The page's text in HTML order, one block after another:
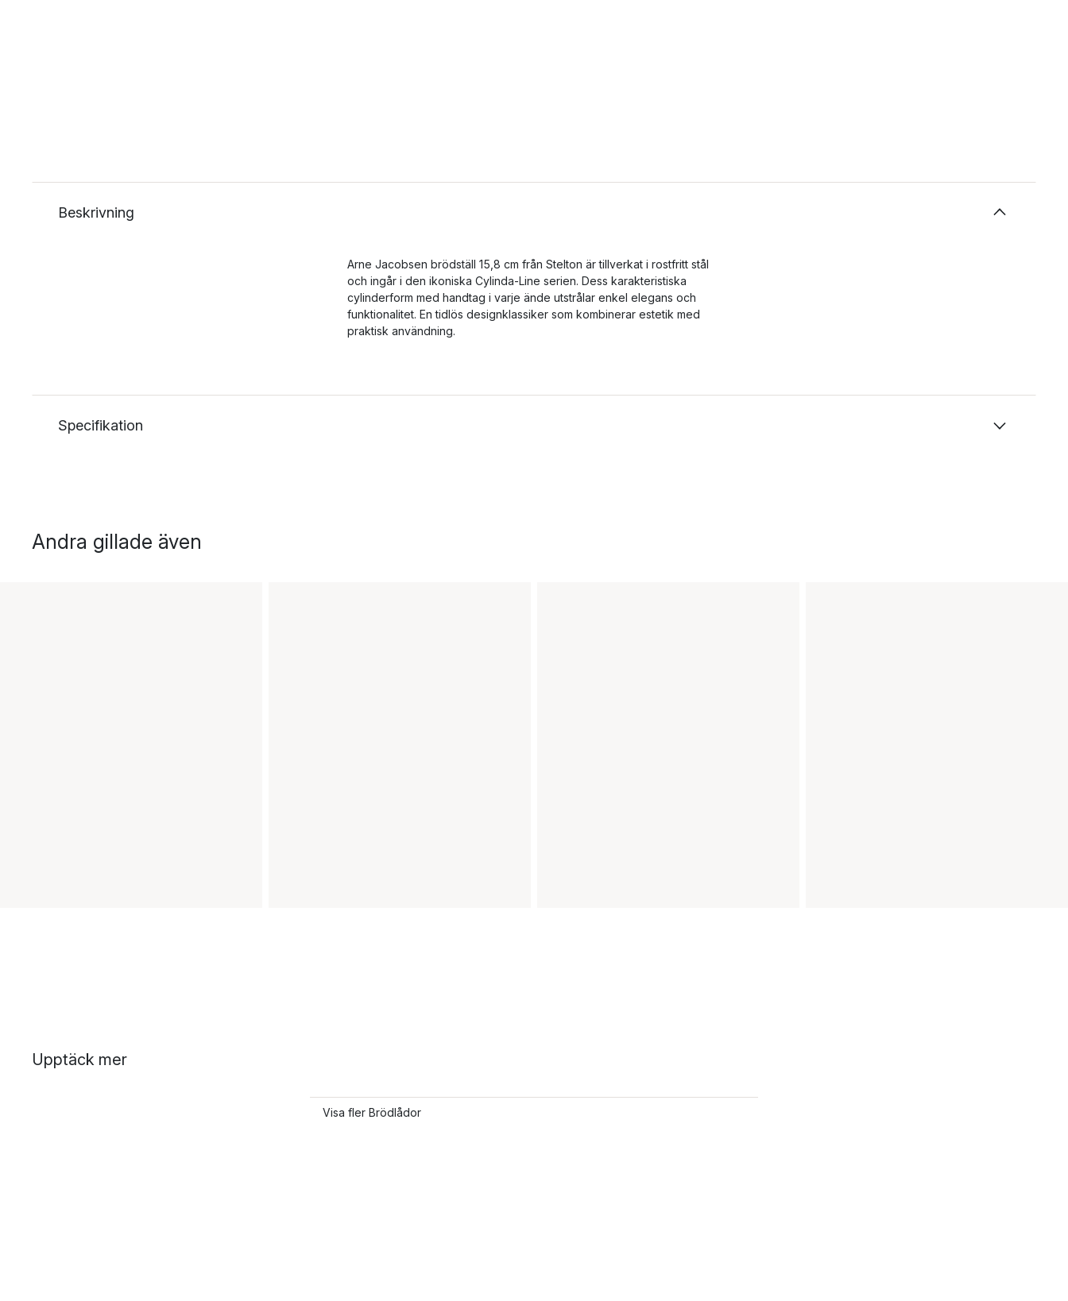
Beskrivning
Arne Jacobsen brödställ 15,8 cm från Stelton är tillverkat i rostfritt stål
och ingår i den ikoniska Cylinda-Line serien. Dess karakteristiska
cylinderform med handtag i varje ände utstrålar enkel elegans och
funktionalitet. En tidlös designklassiker som kombinerar estetik med
praktisk användning.
Specifikation
Andra gillade även
Upptäck mer
Visa fler Brödlådor